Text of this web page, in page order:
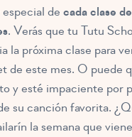
de cada clase
. Verás que tu Tutu
la próxima clase para
de este mes. O puede
y esté impaciente por
su canción favorita.
la semana que